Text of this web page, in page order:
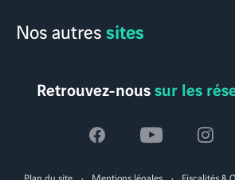
Nos autressites
Retrouvez-noussur les
Voir
la
Voir
la
Voir
la